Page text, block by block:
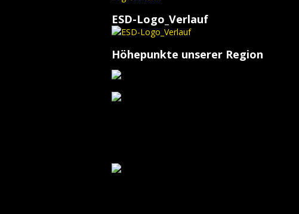
ESD-Logo_Verlauf
Höhepunkte unserer Region